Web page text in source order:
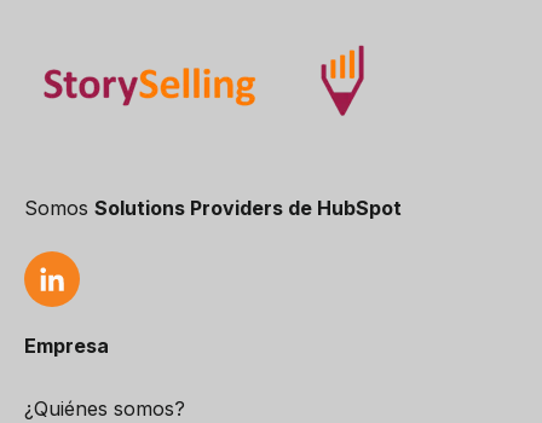
Somos Solutions Providers de HubSpot
Empresa
¿Quiénes somos?